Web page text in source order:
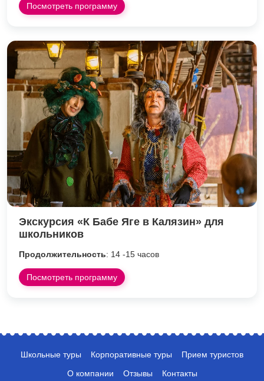
Посмотреть программу
Экскурсия «К Бабе Яге в Калязин» для
школьников
Продолжительность: 14 -15 часов
Посмотреть программу
Школьные туры Корпоративные туры
Прием туристов
О компании
Отзывы Контакты